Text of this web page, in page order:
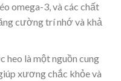
omega-3, và các chất
cường trí nhớ và khả
heo là một nguồn cung
xương chắc khỏe và